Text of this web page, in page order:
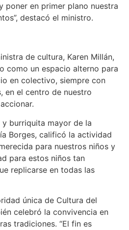
poner en primer plano nuestra
destacó el ministro.
de cultura, Karen Millán,
como un espacio alterno para
en colectivo, siempre con
en el centro de nuestro
burriquita mayor de la
Borges, calificó la actividad
para nuestros niños y
para estos niños tan
replicarse en todas las
única de Cultura del
celebró la convivencia en
tradiciones. “El fin es